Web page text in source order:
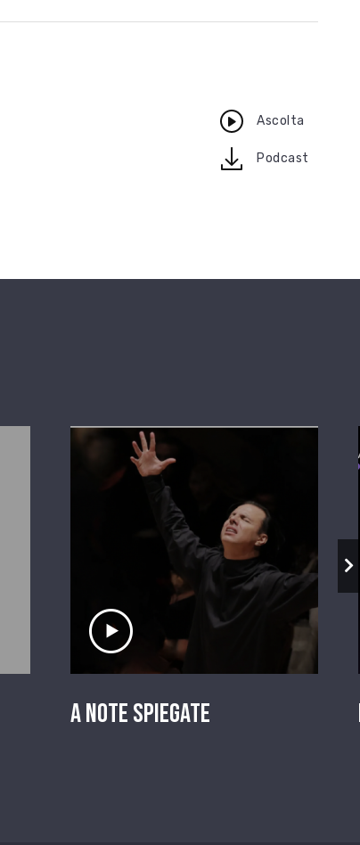
Ascolta
downloadPodcast
Ascolta il servizio
A Note Spiegate